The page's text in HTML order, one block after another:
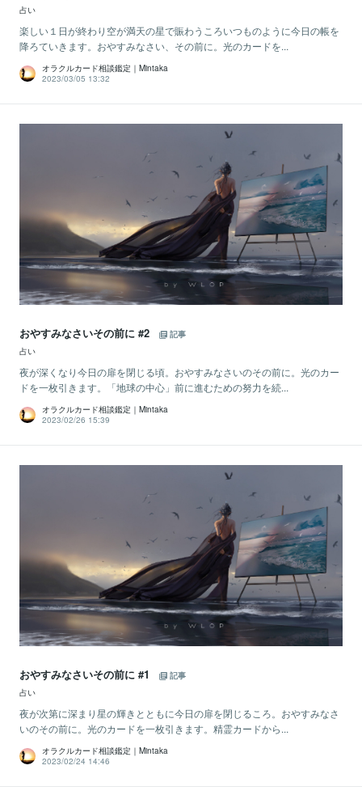
占い
楽しい１日が終わり空が満天の星で賑わうころいつものように今日の帳を
降ろていきます。おやすみなさい、その前に。光のカードを...
オラクルカード相談鑑定｜Mintaka
2023/03/05 13:32
おやすみなさいその前に #2
記事
占い
夜が深くなり今日の扉を閉じる頃。おやすみなさいのその前に。光のカー
ドを一枚引きます。「地球の中心」前に進むための努力を続...
オラクルカード相談鑑定｜Mintaka
2023/02/26 15:39
おやすみなさいその前に #1
記事
占い
夜が次第に深まり星の輝きとともに今日の扉を閉じるころ。おやすみなさ
いのその前に。光のカードを一枚引きます。精霊カードから...
オラクルカード相談鑑定｜Mintaka
2023/02/24 14:46